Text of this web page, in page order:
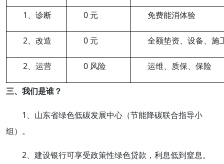
1、诊断 0 元 免费能消体验
2、改造 0 元 全额垫资、设备、施
2、运营 0 风险 运维、质保、保险
三、我们是谁？
1、山东省绿色低碳发展中心（节能降碳联合指导小
组）。
2、建设银行可享受政策性绿色贷款，利息低到窒息。